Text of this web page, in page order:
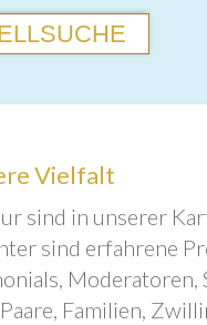
Vielfalt
sind in unserer
sind erfahrene
Moderatoren,
Familien,